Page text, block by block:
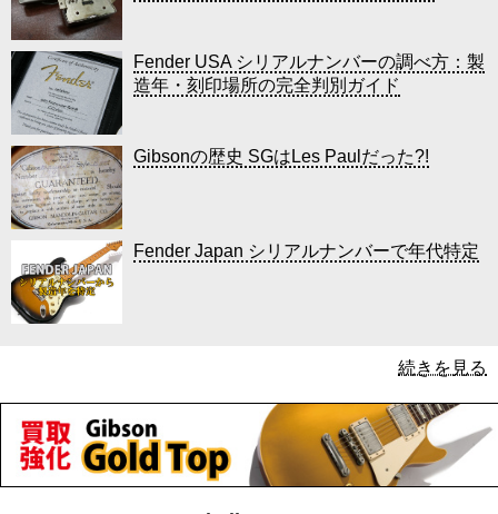
Fender USA シリアルナンバーの調べ方：製
造年・刻印場所の完全判別ガイド
Gibsonの歴史 SGはLes Paulだった?!
Fender Japan シリアルナンバーで年代特定
続きを見る